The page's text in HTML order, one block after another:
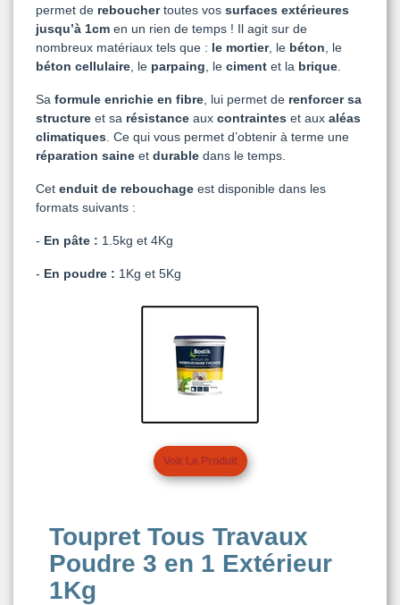
permet de rebouchertoutes vos surfaces extérieures
jusqu’à 1cm en un rien de temps ! Il agit sur de
nombreux matériaux tels que : le mortier, le béton , le
béton cellulaire , le parpaing , le ciment et la brique
Sa formule enrichie en fibre , lui permet de renforcer sa
structure et sa résistance aux contraintes et aux aléas
climatiques . Ce qui vous permet d’obtenir à terme une
réparation saine et durable dans le temps.
Cet enduit de rebouchage est disponible dans les
formats suivants :
- En pâte : 1.5kg et 4Kg
- En poudre : 1Kg et 5Kg
Voir Le Produit
Toupret Tous Travaux
Poudre 3 en 1 Extérieur
1Kg